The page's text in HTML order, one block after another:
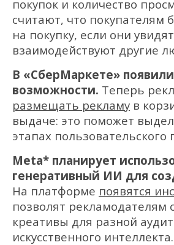
покупок и количество
считают, что покупателям
на покупку, если они
взаимодействуют другие
В «СберМаркете»
возможности. Теперь
размещать рекламу в
выдаче: это поможет
этапах пользовательского
Meta* планирует
генеративный ИИ для
На платформе появятся
позволят рекламодателям
креативы для разной
искусственного интеллекта.